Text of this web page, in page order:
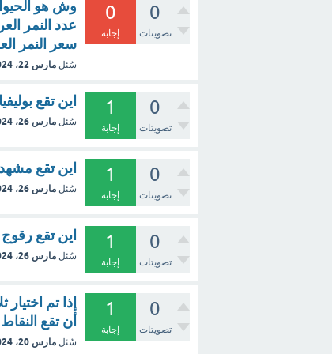
0
تصويتات
0
إجابة
وش هو
عدد النمر
سعر النمر
سُئل مارس 22، 2024
0
تصويتات
1
إجابة
اين تقع بوليفيا
سُئل مارس 26، 2024
0
تصويتات
1
إجابة
اين تقع
سُئل مارس 26، 2024
0
تصويتات
1
إجابة
اين تقع رقوج
سُئل مارس 26، 2024
0
تصويتات
1
إجابة
إذا تم
أن تقع
سُئل مارس 20، 2024